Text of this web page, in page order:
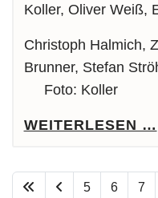
Koller, Oliver Weiß,
Christoph Halmich,
Brunner, Stefan
Foto: Koller
WEITERLESEN …
5 6 7